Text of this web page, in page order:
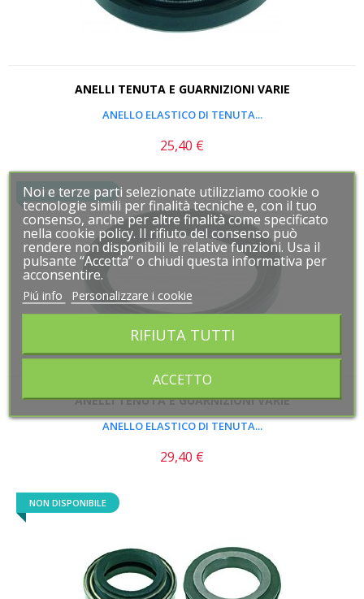
ANELLI TENUTA E GUARNIZIONI VARIE
ANELLO ELASTICO DI TENUTA...
Prezzo
25,40 €
NON DISPONIBILE
ANELLI TENUTA E GUARNIZIONI VARIE
ANELLO ELASTICO DI TENUTA...
Prezzo
29,40 €
NON DISPONIBILE
Noi e terze parti selezionate utilizziamo cookie o
tecnologie simili per finalità tecniche e, con il tuo
consenso, anche per altre finalità come specificato
nella cookie policy. Il rifiuto del consenso può
rendere non disponibili le relative funzioni. Usa il
pulsante “Accetta” o chiudi questa informativa per
acconsentire.
Piú info Personalizzare i cookie
RIFIUTA TUTTI
ACCETTO
Noi e terze parti selezionate utilizziamo cookie o
tecnologie simili per finalità tecniche e, con il tuo
consenso, anche per altre finalità come specificato
nella cookie policy. Il rifiuto del consenso può
rendere non disponibili le relative funzioni. Usa il
pulsante “Accetta” o chiudi questa informativa per
acconsentire.
Piú info Personalizzare i cookie
RIFIUTA TUTTI
ACCETTO